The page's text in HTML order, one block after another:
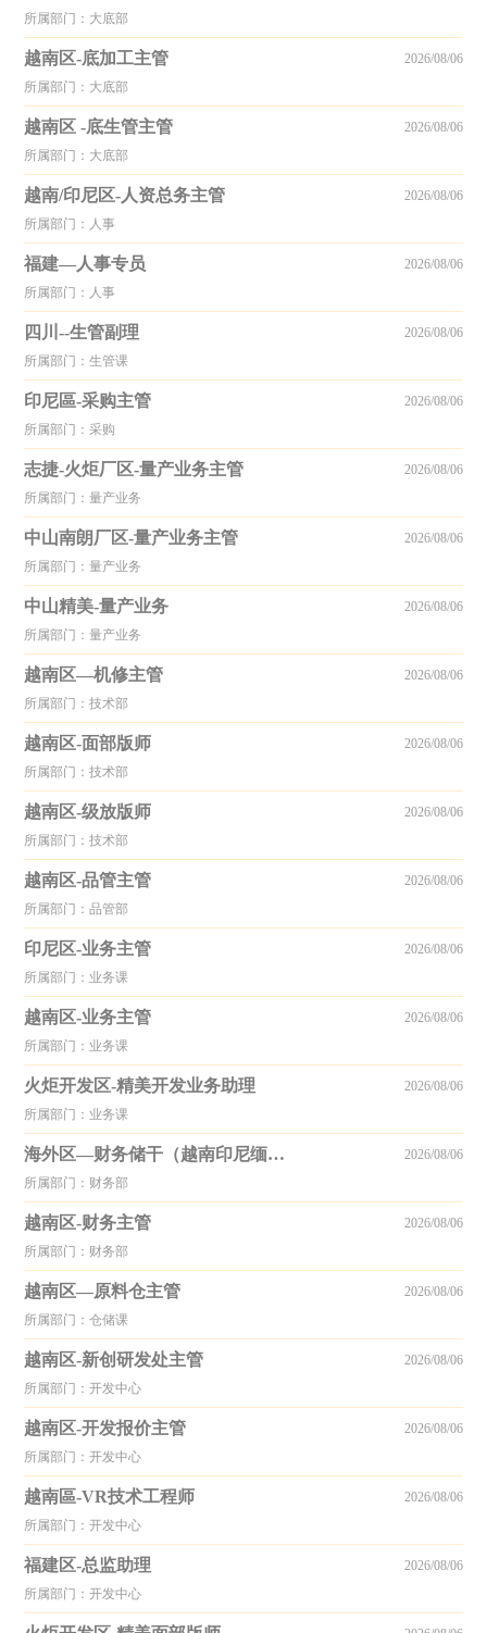
所属部门：大底部
越南区-底加工主管
所属部门：大底部
2026/08/06
越南区 -底生管主管
所属部门：大底部
2026/08/06
越南/印尼区-人资总务主管
所属部门：人事
2026/08/06
福建—人事专员
所属部门：人事
2026/08/06
四川--生管副理
所属部门：生管课
2026/08/06
印尼區-采购主管
所属部门：采购
2026/08/06
志捷-火炬厂区-量产业务主管
所属部门：量产业务
2026/08/06
中山南朗厂区-量产业务主管
所属部门：量产业务
2026/08/06
中山精美-量产业务
所属部门：量产业务
2026/08/06
越南区—机修主管
所属部门：技术部
2026/08/06
越南区-面部版师
所属部门：技术部
2026/08/06
越南区-级放版师
所属部门：技术部
2026/08/06
越南区-品管主管
所属部门：品管部
2026/08/06
印尼区-业务主管
所属部门：业务课
2026/08/06
越南区-业务主管
所属部门：业务课
2026/08/06
火炬开发区-精美开发业务助理
所属部门：业务课
2026/08/06
海外区—财务储干（越南印尼缅甸）
所属部门：财务部
2026/08/06
越南区-财务主管
所属部门：财务部
2026/08/06
越南区—原料仓主管
所属部门：仓储课
2026/08/06
越南区-新创研发处主管
所属部门：开发中心
2026/08/06
越南区-开发报价主管
所属部门：开发中心
2026/08/06
越南區-VR技术工程师
所属部门：开发中心
2026/08/06
福建区-总监助理
所属部门：开发中心
2026/08/06